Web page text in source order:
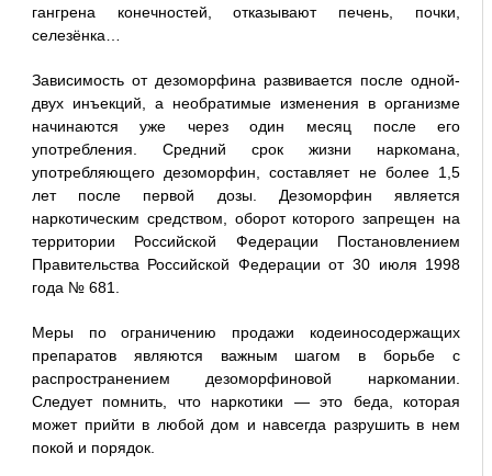
гангрена конечностей, отказывают печень, почки,
селезёнка…
Зависимость от дезоморфина развивается после одной-
двух инъекций, а необратимые изменения в организме
начинаются уже через один месяц после его
употребления. Средний срок жизни наркомана,
употребляющего дезоморфин, составляет не более 1,5
лет после первой дозы. Дезоморфин является
наркотическим средством, оборот которого запрещен на
территории Российской Федерации Постановлением
Правительства Российской Федерации от 30 июля 1998
года № 681.
Меры по ограничению продажи кодеиносодержащих
препаратов являются важным шагом в борьбе с
распространением дезоморфиновой наркомании.
Следует помнить, что наркотики — это беда, которая
может прийти в любой дом и навсегда разрушить в нем
покой и порядок.